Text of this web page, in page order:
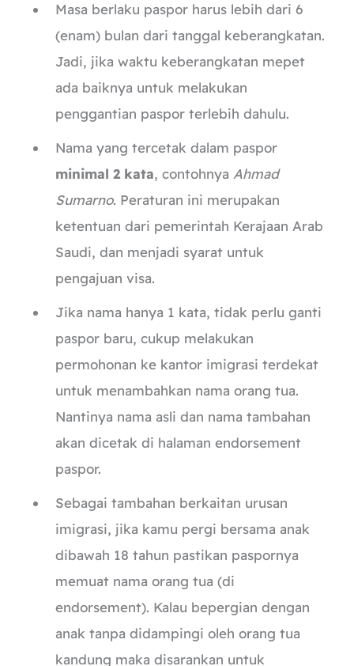
Masa berlaku paspor harus lebih dari 6
(enam) bulan dari tanggal keberangkatan.
Jadi, jika waktu keberangkatan mepet
ada baiknya untuk melakukan
penggantian paspor terlebih dahulu.
Nama yang tercetak dalam paspor
minimal 2 kata, contohnya Ahmad
Sumarno. Peraturan ini merupakan
ketentuan dari pemerintah Kerajaan Arab
Saudi, dan menjadi syarat untuk
pengajuan visa.
Jika nama hanya 1 kata, tidak perlu ganti
paspor baru, cukup melakukan
permohonan ke kantor imigrasi terdekat
untuk menambahkan nama orang tua.
Nantinya nama asli dan nama tambahan
akan dicetak di halaman endorsement
paspor.
Sebagai tambahan berkaitan urusan
imigrasi, jika kamu pergi bersama anak
dibawah 18 tahun pastikan paspornya
memuat nama orang tua (di
endorsement). Kalau bepergian dengan
anak tanpa didampingi oleh orang tua
kandung maka disarankan untuk